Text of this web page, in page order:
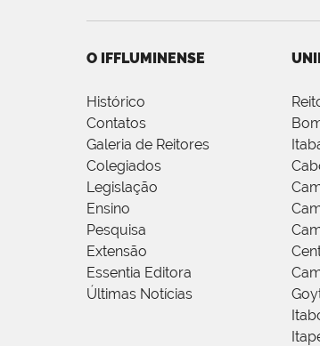
O IFFLUMINENSE
Histórico
Contatos
Galeria de Reitores
Colegiados
Legislação
Ensino
Pesquisa
Extensão
Essentia Editora
Últimas Notícias